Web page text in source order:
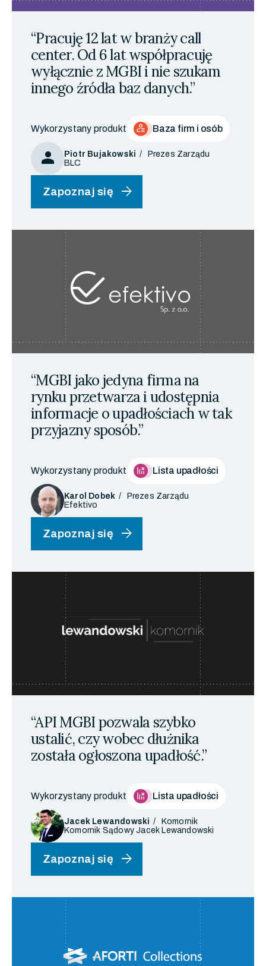
“Pracuję 12 lat w branży call
center. Od 6 lat współpracuję
wyłącznie z MGBI i nie szukam
innego źródła baz danych.”
Wykorzystany produkt Baza firm i osób
person Piotr Bujakowski
Prezes Zarządu
BLC
Zapoznaj się arrow_forward
“MGBI jako jedyna firma na
rynku przetwarza i udostępnia
informacje o upadłościach w tak
przyjazny sposób.”
Wykorzystany produkt Lista upadłości
Karol Dobek
Prezes Zarządu
Efektivo
Zapoznaj się arrow_forward
“API MGBI pozwala szybko
ustalić, czy wobec dłużnika
została ogłoszona upadłość.”
Wykorzystany produkt Lista upadłości
Jacek Lewandowski
Komornik
Komornik Sądowy Jacek Lewandowski
Zapoznaj się arrow_forward